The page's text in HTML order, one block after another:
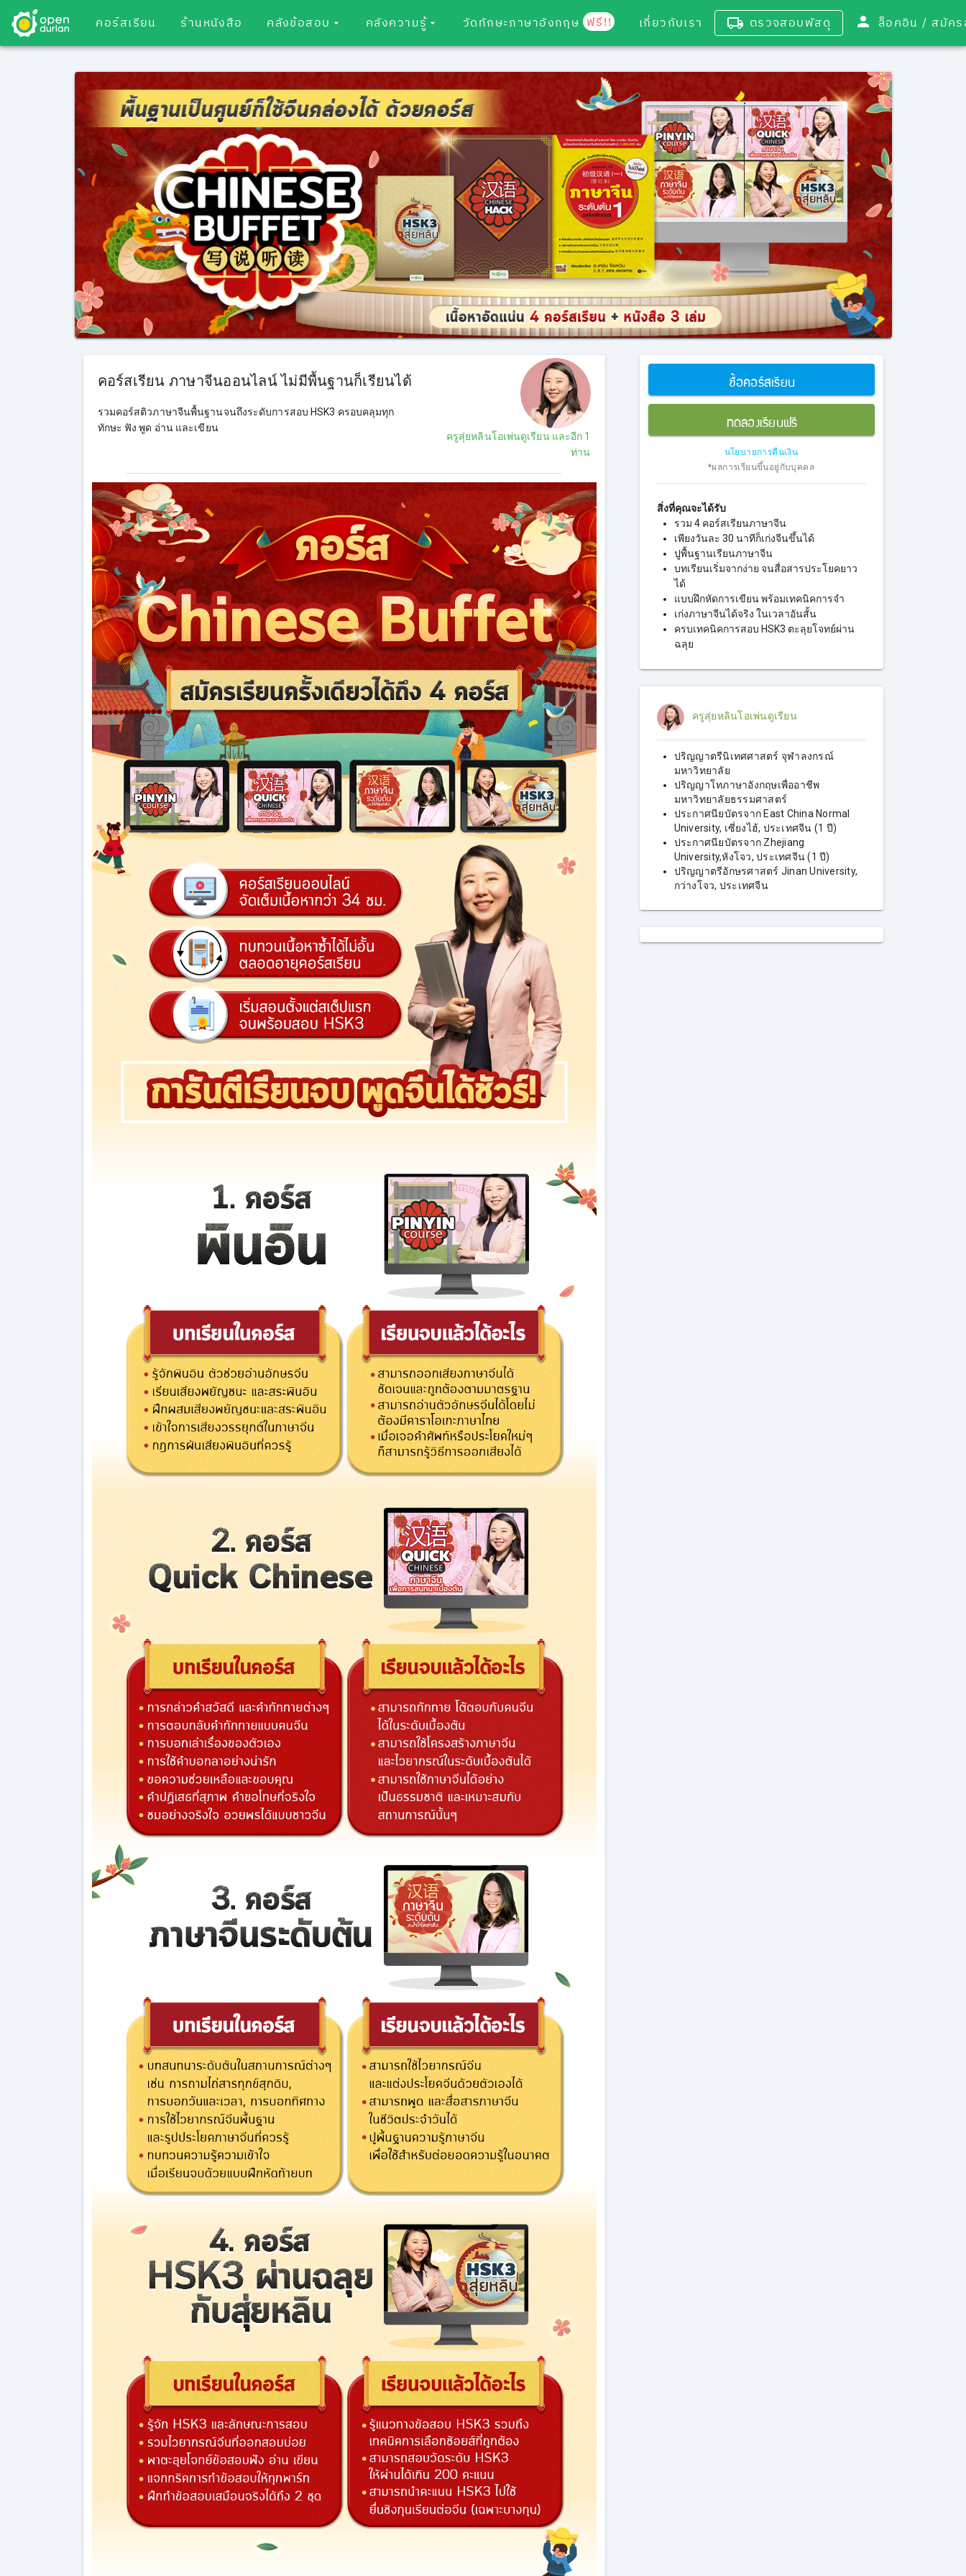
คอร์สเรียน ร้านหนังสือ คลังข้อสอบ คลังความรู้ วัดทักษะภาษาอังกฤษ ฟรี!! เกี่ยวกับเรา ตรวจสอบพัสดุ ล็อคอิน /
คอร์สเรียน ภาษาจีนออนไลน์ ไม่มีพื้นฐานก็เรียนได้
รวมคอร์สติวภาษาจีนพื้นฐานจนถึงระดับการสอบ HSK3 ครอบคลุมทุก
ทักษะ ฟัง พูด อ่าน และเขียน
ครูสุ่ยหลินโอเพ่นดูเรียน และอีก 1
ท่าน
ซื้อคอร์สเรียน
ทดลองเรียนฟรี
นโยบายการคืนเงิน
*ผลการเรียนขึ้นอยู่กับบุคคล
สิ่งที่คุณจะได้รับ
รวม 4 คอร์สเรียนภาษาจีน
เพียงวันละ 30 นาทีก็เก่งจีนขึ้นได้
ปูพื้นฐานเรียนภาษาจีน
บทเรียนเริ่มจากง่าย จนสื่อสารประโยคยาว
ได้
แบบฝึกหัดการเขียน พร้อมเทคนิคการจำ
เก่งภาษาจีนได้จริง ในเวลาอันสั้น
ครบเทคนิคการสอบ HSK3 ตะลุยโจทย์ผ่าน
ฉลุย
ครูสุ่ยหลินโอเพ่นดูเรียน
ปริญญาตรีนิเทศศาสตร์ จุฬาลงกรณ์
มหาวิทยาลัย
ปริญญาโทภาษาอังกฤษเพื่ออาชีพ
มหาวิทยาลัยธรรมศาสตร์
ประกาศนียบัตรจาก East China Normal
University, เซี่ยงไฮ้, ประเทศจีน (1 ปี)
ประกาศนียบัตรจาก Zhejiang
University,หังโจว, ประเทศจีน (1 ปี)
ปริญญาตรีอักษรศาสตร์ Jinan University,
กว่างโจว, ประเทศจีน